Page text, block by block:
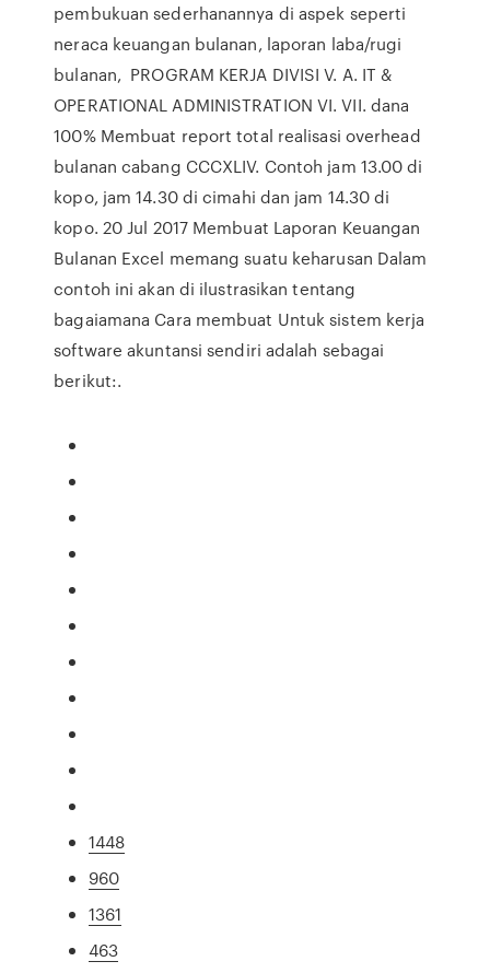
pembukuan sederhanannya di aspek seperti
neraca keuangan bulanan, laporan laba/rugi
bulanan, PROGRAM KERJA DIVISI V. A. IT &
OPERATIONAL ADMINISTRATION VI. VII. dana
100% Membuat report total realisasi overhead
bulanan cabang CCCXLIV. Contoh jam 13.00 di
kopo, jam 14.30 di cimahi dan jam 14.30 di
kopo. 20 Jul 2017 Membuat Laporan Keuangan
Bulanan Excel memang suatu keharusan Dalam
contoh ini akan di ilustrasikan tentang
bagaiamana Cara membuat Untuk sistem kerja
software akuntansi sendiri adalah sebagai
berikut:.
1448
960
1361
463